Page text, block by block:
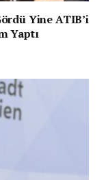
Yine ATIB’i
Yaptı